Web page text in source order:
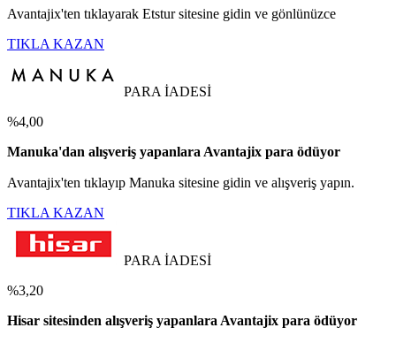
Avantajix'ten tıklayarak Etstur sitesine gidin ve gönlünüzce
TIKLA KAZAN
PARA İADESİ
%4,00
Manuka'dan alışveriş yapanlara Avantajix para ödüyor
Avantajix'ten tıklayıp Manuka sitesine gidin ve alışveriş yapın.
TIKLA KAZAN
PARA İADESİ
%3,20
Hisar sitesinden alışveriş yapanlara Avantajix para ödüyor